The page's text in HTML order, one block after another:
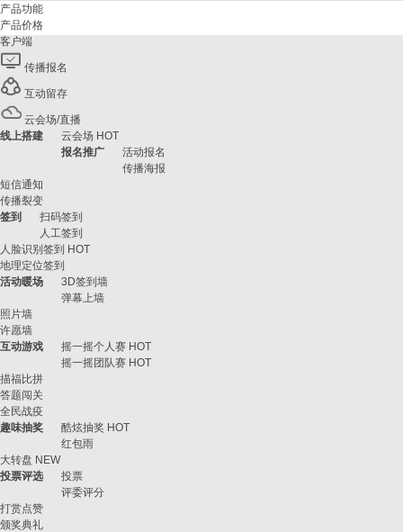
产品功能
产品价格
客户端
传播报名
互动留存
云会场/直播
线上搭建
云会场 HOT
报名推广
活动报名
传播海报
短信通知
传播裂变
签到
扫码签到
人工签到
人脸识别签到 HOT
地理定位签到
活动暖场
3D签到墙
弹幕上墙
照片墙
许愿墙
互动游戏
摇一摇个人赛 HOT
摇一摇团队赛 HOT
描福比拼
答题闯关
全民战疫
趣味抽奖
酷炫抽奖 HOT
红包雨
大转盘 NEW
投票评选
投票
评委评分
打赏点赞
颁奖典礼